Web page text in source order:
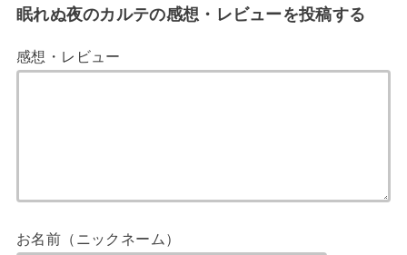
眠れぬ夜のカルテの感想・レビューを投稿する
感想・レビュー
お名前（ニックネーム）